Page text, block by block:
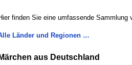
finden Sie eine umfassende
Länder und Regionen …
Märchen aus Deutschland